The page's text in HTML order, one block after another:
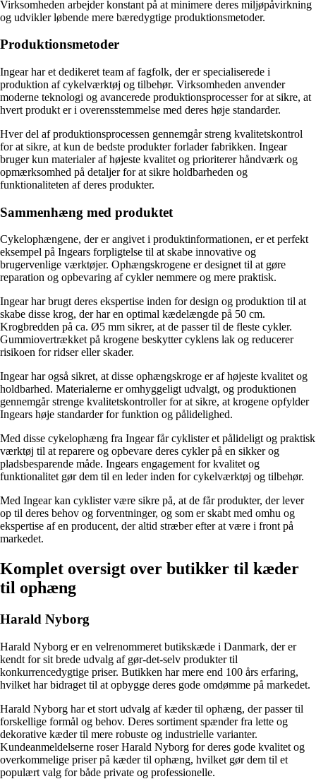
Virksomheden arbejder konstant på at minimere deres miljøpåvirkning
og udvikler løbende mere bæredygtige produktionsmetoder.
Produktionsmetoder
Ingear har et dedikeret team af fagfolk, der er specialiserede i
produktion af cykelværktøj og tilbehør. Virksomheden anvender
moderne teknologi og avancerede produktionsprocesser for at sikre, at
hvert produkt er i overensstemmelse med deres høje standarder.
Hver del af produktionsprocessen gennemgår streng kvalitetskontrol
for at sikre, at kun de bedste produkter forlader fabrikken. Ingear
bruger kun materialer af højeste kvalitet og prioriterer håndværk og
opmærksomhed på detaljer for at sikre holdbarheden og
funktionaliteten af deres produkter.
Sammenhæng med produktet
Cykelophængene, der er angivet i produktinformationen, er et perfekt
eksempel på Ingears forpligtelse til at skabe innovative og
brugervenlige værktøjer. Ophængskrogene er designet til at gøre
reparation og opbevaring af cykler nemmere og mere praktisk.
Ingear har brugt deres ekspertise inden for design og produktion til at
skabe disse krog, der har en optimal kædelængde på 50 cm.
Krogbredden på ca. Ø5 mm sikrer, at de passer til de fleste cykler.
Gummiovertrækket på krogene beskytter cyklens lak og reducerer
risikoen for ridser eller skader.
Ingear har også sikret, at disse ophængskroge er af højeste kvalitet og
holdbarhed. Materialerne er omhyggeligt udvalgt, og produktionen
gennemgår strenge kvalitetskontroller for at sikre, at krogene opfylder
Ingears høje standarder for funktion og pålidelighed.
Med disse cykelophæng fra Ingear får cyklister et pålideligt og praktisk
værktøj til at reparere og opbevare deres cykler på en sikker og
pladsbesparende måde. Ingears engagement for kvalitet og
funktionalitet gør dem til en leder inden for cykelværktøj og tilbehør.
Med Ingear kan cyklister være sikre på, at de får produkter, der lever
op til deres behov og forventninger, og som er skabt med omhu og
ekspertise af en producent, der altid stræber efter at være i front på
markedet.
Komplet oversigt over butikker til kæder
til ophæng
Harald Nyborg
Harald Nyborg er en velrenommeret butikskæde i Danmark, der er
kendt for sit brede udvalg af gør-det-selv produkter til
konkurrencedygtige priser. Butikken har mere end 100 års erfaring,
hvilket har bidraget til at opbygge deres gode omdømme på markedet.
Harald Nyborg har et stort udvalg af kæder til ophæng, der passer til
forskellige formål og behov. Deres sortiment spænder fra lette og
dekorative kæder til mere robuste og industrielle varianter.
Kundeanmeldelserne roser Harald Nyborg for deres gode kvalitet og
overkommelige priser på kæder til ophæng, hvilket gør dem til et
populært valg for både private og professionelle.